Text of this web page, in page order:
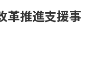
革推進支援事